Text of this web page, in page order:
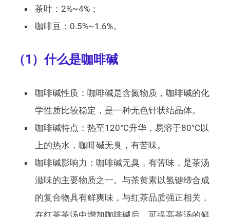
茶叶：2%~4%；
咖啡豆：0.5%~1.6%。
（1）什么是咖啡碱
咖啡碱性质：咖啡碱是含氮物质，咖啡碱的化
学性质比较稳定，是一种无色针状结晶体。
咖啡碱特点：热至120°C升华，易溶于80°C以
上的热水，咖啡碱无臭，有苦味。
咖啡碱影响力：咖啡碱无臭，有苦味，是茶汤
滋味的主要物质之一。与茶黄素以氢键缔合成
的复合物具有鲜爽味，与红茶品质强正相关，